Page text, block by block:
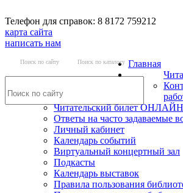
Телефон для справок: 8 8172 759212
карта сайта
написать нам
Поиск по сайту Поиск по каталогу Главная
Читательский билет ОНЛАЙН
Ответы на часто задаваемые
Личный кабинет
Календарь событий
Виртуальный концертный зал
Подкасты
Календарь выставок
Правила пользования